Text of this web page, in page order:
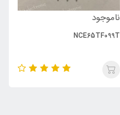
ناموجود
NCE65TF099T